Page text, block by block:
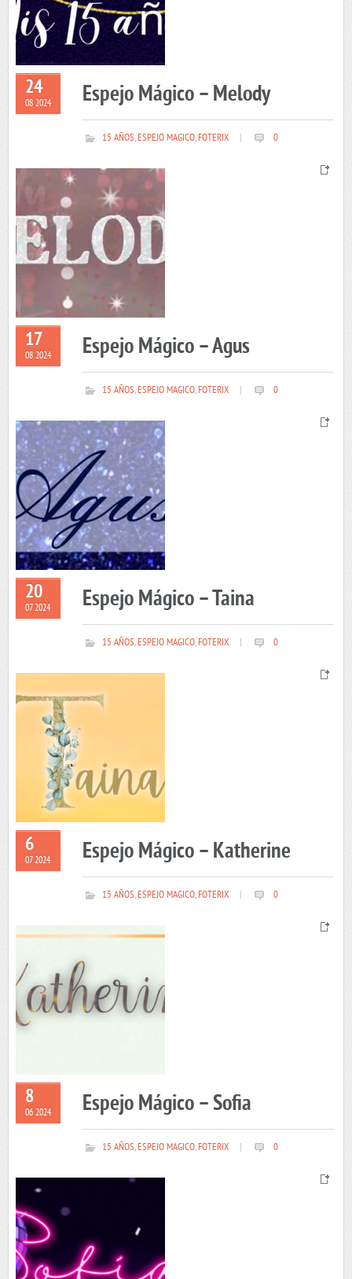
24
08 2024 Espejo Mágico – Melody
15 AÑOS,ESPEJO MAGICO,FOTERIX 0
17
08 2024 Espejo Mágico – Agus
15 AÑOS,ESPEJO MAGICO,FOTERIX 0
20
07 2024 Espejo Mágico – Taina
15 AÑOS,ESPEJO MAGICO,FOTERIX 0
6
07 2024 Espejo Mágico – Katherine
15 AÑOS,ESPEJO MAGICO,FOTERIX 0
8
06 2024 Espejo Mágico – Sofia
15 AÑOS,ESPEJO MAGICO,FOTERIX 0